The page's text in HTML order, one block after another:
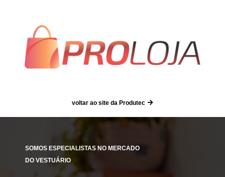
voltar ao site da Produtec
SOMOS ESPECIALISTAS NO MERCADO
DO VESTUÁRIO